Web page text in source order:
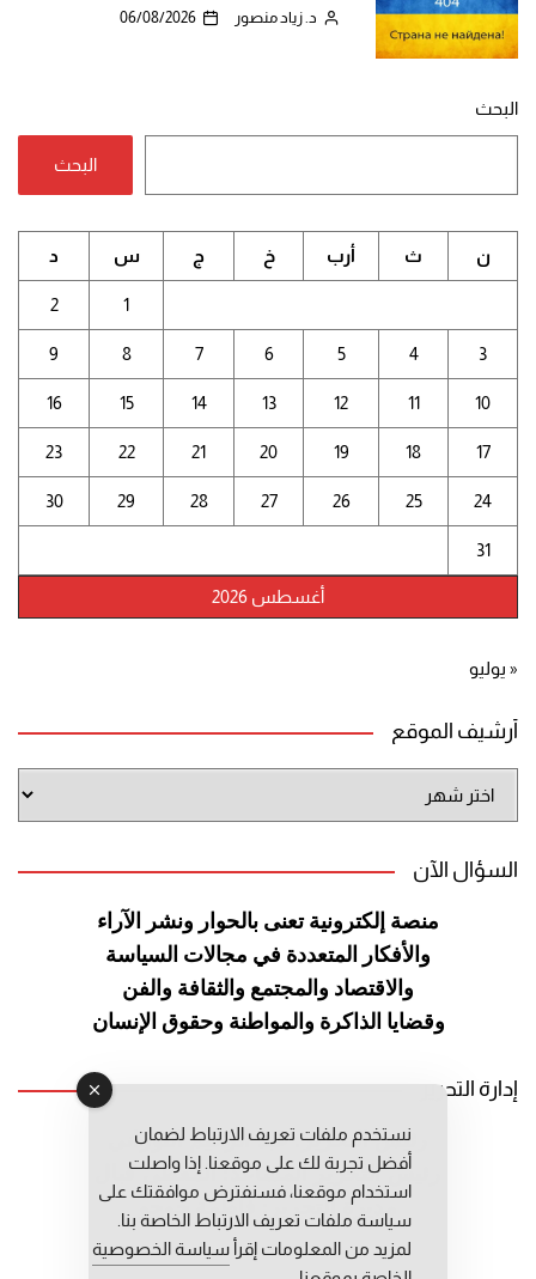
د. زياد منصور 06/08/2026
البحث
البحث
أغسطس 2026
ن ث أرب خ ج س د
1
2
3
4
5
6
7
8
9
10
11
12
13
14
15
16
17
18
19
20
21
22
23
24
25
26
27
28
29
30
31
« يوليو
أرشيف الموقع
الموقع
السؤال الآن
منصة إلكترونية تعنى بالحوار ونشر الآراء
والأفكار المتعددة في مجالات السياسة
والاقتصاد والمجتمع والثقافة والفن
وقضايا الذاكرة والمواطنة وحقوق الإنسان
إدارة التحرير
رئيس التحرير: عبد الرحيم التوراني
رئيس التحرير المساعد: المعطي قبال
مديرة التحرير: فاطمة حوحو
نستخدم ملفات تعريف الارتباط لضمان
أفضل تجربة لك على موقعنا. إذا واصلت
استخدام موقعنا، فسنفترض موافقتك على
سياسة ملفات تعريف الارتباط الخاصة بنا.
لمزيد من المعلومات إقرأ سياسة الخصوصية